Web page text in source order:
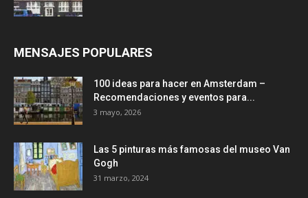
MENSAJES POPULARES
100 ideas para hacer en Amsterdam –
Recomendaciones y eventos para...
3 mayo, 2026
Las 5 pinturas más famosas del museo Van
Gogh
31 marzo, 2024